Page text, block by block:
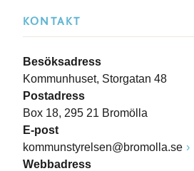
KONTAKT
Besöksadress
Kommunhuset, Storgatan 48
Postadress
Box 18, 295 21 Bromölla
E-post
kommunstyrelsen@bromolla.se
Webbadress